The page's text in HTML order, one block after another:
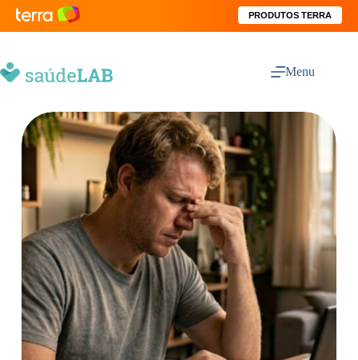
PRODUTOS TERRA
Menu